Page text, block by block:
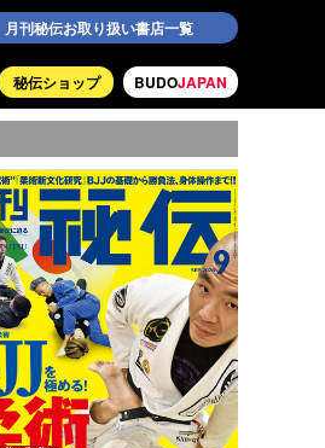
月刊秘伝お取り扱い書店一覧
BUDOJAPAN
秘伝ショップ